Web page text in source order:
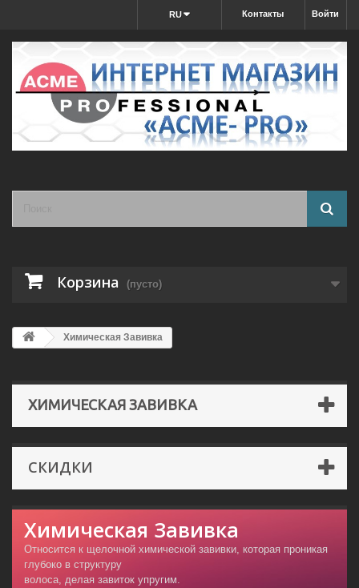
Войти
Контакты
RU
Корзина (пусто)
Химическая Завивка
ХИМИЧЕСКАЯ ЗАВИВКА
СКИДКИ
Химическая Завивка
Относится к щелочной химической завивки, которая проникая
глубоко в структуру
волоса, делая завиток упругим.